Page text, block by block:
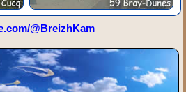
@BreizhKam